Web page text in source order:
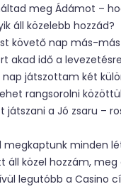
meg Ádámot –
áll közelebb hozzád?
követő nap más-
akad idő a
játszottam két
rangsorolni
játszani a Jó zsaru –
megkaptunk minden
áll közel hozzám,
legutóbb a Casino